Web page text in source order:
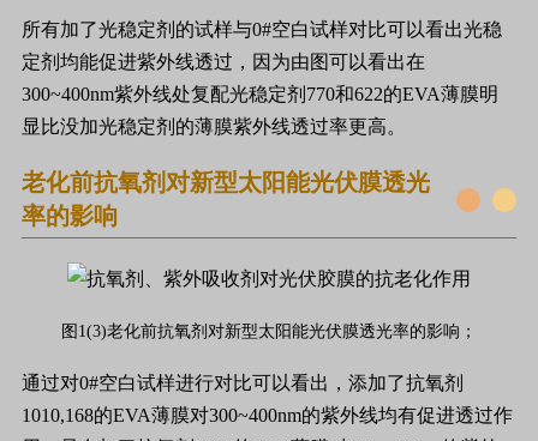
所有加了光稳定剂的试样与0#空白试样对比可以看出光稳
定剂均能促进紫外线透过，因为由图可以看出在
300~400nm紫外线处复配光稳定剂770和622的EVA薄膜明
显比没加光稳定剂的薄膜紫外线透过率更高。
老化前抗氧剂对新型太阳能光伏膜透光
率的影响
图1(3)老化前抗氧剂对新型太阳能光伏膜透光率的影响；
通过对0#空白试样进行对比可以看出，添加了抗氧剂
1010,168的EVA薄膜对300~400nm的紫外线均有促进透过作